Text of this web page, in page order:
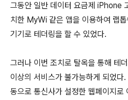
그동안 일반 데이터 요금제 iPhone
치한 MyWi 같은 앱을 이용하여 랩
기기로 테더링을 할 수 있었다.
그러나 이번 조치로 탈옥을 통해 테
이상의 서비스가 불가능하게 되었다
동으로 통신사가 설정한 웹페이지로